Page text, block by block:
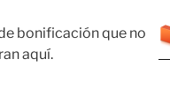
bonificación que no
aquí.